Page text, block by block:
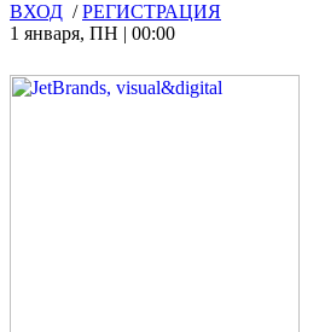
ВХОД /РЕГИСТРАЦИЯ
1 января, ПН | 00:00